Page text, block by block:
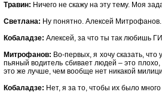
Травин: Ничего не скажу на эту тему. Моя
Светлана: Ну понятно. Алексей Митрофанов.
Кобаладзе: Алексей, за что ты так любишь
Митрофанов: Во-первых, я хочу сказать,
пьяный водитель сбивает людей – это
это же лучше, чем вообще нет никакой
Кобаладзе: Нет, я за то, чтобы их было